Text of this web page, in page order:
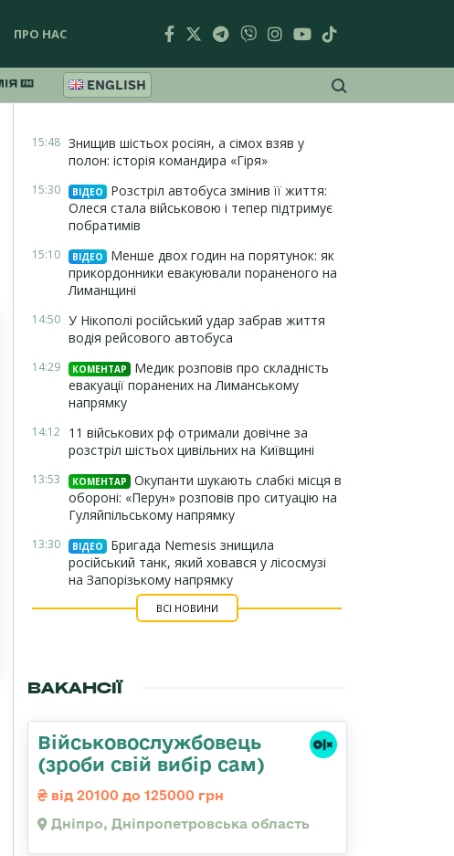
ПРО НАС
ENGLISH
15:48 Знищив шістьох росіян, а сімох взяв у
полон: історія командира «Гіря»
15:30 ВІДЕО
Розстріл автобуса змінив її життя:
Олеся стала військовою і тепер підтримує
побратимів
15:10 ВІДЕО
Менше двох годин на порятунок: як
прикордонники евакуювали пораненого на
Лиманщині
14:50 У Нікополі російський удар забрав життя
водія рейсового автобуса
14:29 КОМЕНТАР
Медик розповів про складність
евакуації поранених на Лиманському
напрямку
14:12 11 військових рф отримали довічне за
розстріл шістьох цивільних на Київщині
13:53 КОМЕНТАР
Окупанти шукають слабкі місця в
обороні: «Перун» розповів про ситуацію на
Гуляйпільському напрямку
13:30 ВІДЕО
Бригада Nemesis знищила
російський танк, який ховався у лісосмузі
на Запорізькому напрямку
ВСІ НОВИНИ
ВАКАНСІЇ
Військовослужбовець
(зроби свій вибір сам)
від 20100 до 125000 грн
Дніпро, Дніпропетровська область